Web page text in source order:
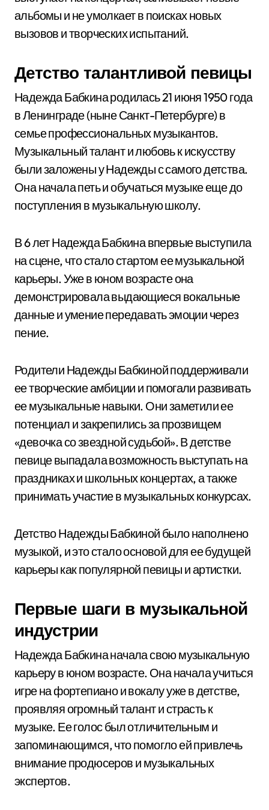
альбомы и не умолкает в поисках новых
вызовов и творческих испытаний.
Детство талантливой певицы
Надежда Бабкина родилась 21 июня 1950 года
в Ленинграде (ныне Санкт-Петербурге) в
семье профессиональных музыкантов.
Музыкальный талант и любовь к искусству
были заложены у Надежды с самого детства.
Она начала петь и обучаться музыке еще до
поступления в музыкальную школу.
В 6 лет Надежда Бабкина впервые выступила
на сцене, что стало стартом ее музыкальной
карьеры. Уже в юном возрасте она
демонстрировала выдающиеся вокальные
данные и умение передавать эмоции через
пение.
Родители Надежды Бабкиной поддерживали
ее творческие амбиции и помогали развивать
ее музыкальные навыки. Они заметили ее
потенциал и закрепились за прозвищем
«девочка со звездной судьбой». В детстве
певице выпадала возможность выступать на
праздниках и школьных концертах, а также
принимать участие в музыкальных конкурсах.
Детство Надежды Бабкиной было наполнено
музыкой, и это стало основой для ее будущей
карьеры как популярной певицы и артистки.
Первые шаги в музыкальной
индустрии
Надежда Бабкина начала свою музыкальную
карьеру в юном возрасте. Она начала учиться
игре на фортепиано и вокалу уже в детстве,
проявляя огромный талант и страсть к
музыке. Ее голос был отличительным и
запоминающимся, что помогло ей привлечь
внимание продюсеров и музыкальных
экспертов.